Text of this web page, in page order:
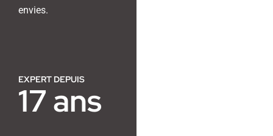
envies.
EXPERT DEPUIS
17 ans